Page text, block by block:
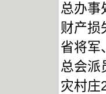
总办事
财产损
省将军
总会派
灾村庄